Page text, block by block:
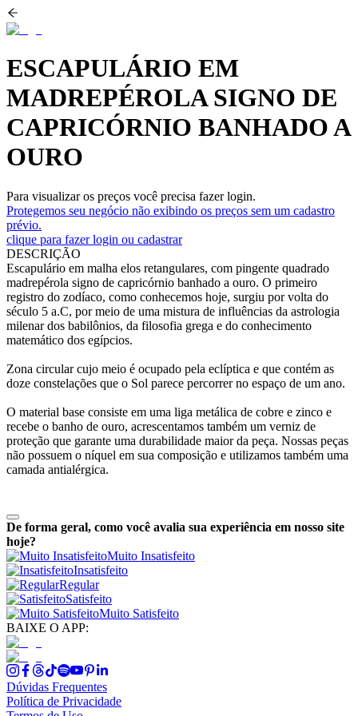
ESCAPULÁRIO EM
MADREPÉROLA SIGNO DE
CAPRICÓRNIO BANHADO A
OURO
Para visualizar os preços você precisa fazer login.
Protegemos seu negócio não exibindo os preços sem um cadastro
prévio.
clique para fazer login ou cadastrar
DESCRIÇÃO
Escapulário em malha elos retangulares, com pingente quadrado
madrepérola signo de capricórnio banhado a ouro. O primeiro
registro do zodíaco, como conhecemos hoje, surgiu por volta do
século 5 a.C, por meio de uma mistura de influências da astrologia
milenar dos babilônios, da filosofia grega e do conhecimento
matemático dos egípcios.
Zona circular cujo meio é ocupado pela eclíptica e que contém as
doze constelações que o Sol parece percorrer no espaço de um ano.
O material base consiste em uma liga metálica de cobre e zinco e
recebe o banho de ouro, acrescentamos também um verniz de
proteção que garante uma durabilidade maior da peça. Nossas peças
não possuem o níquel em sua composição e utilizamos também uma
camada antialérgica.
De forma geral, como você avalia sua experiência em nosso site
hoje?
Muito Insatisfeito
Insatisfeito
Regular
Satisfeito
Muito Satisfeito
BAIXE O APP:
Dúvidas Frequentes
Política de Privacidade